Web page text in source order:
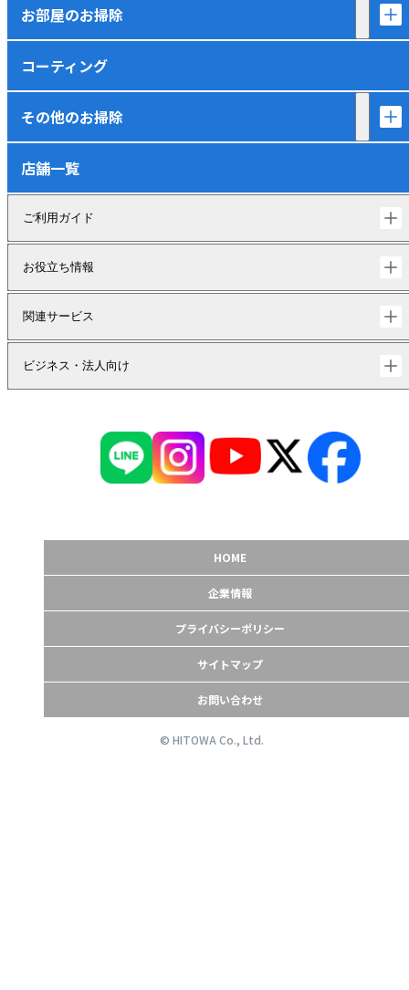
お部屋のお掃除
コーティング
その他のお掃除
店舗一覧
ご利用ガイド
お役立ち情報
関連サービス
ビジネス・法人向け
HOME
企業情報
プライバシーポリシー
サイトマップ
お問い合わせ
© HITOWA Co., Ltd.